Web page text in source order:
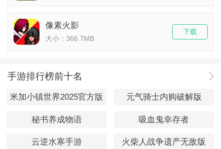
像素火影
大小：366.7MB
下载
手游排行榜前十名
米加小镇世界2025官方版 元气骑士内购破解版
秘书养成物语 吸血鬼幸存者
云逆水寒手游 火柴人战争遗产无敌版